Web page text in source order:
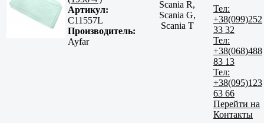
Артикул:
C11557L
Производитель:
Ayfar
Scania R,
Scania G,
Scania T
Тел:
+38(099)252
33 32
Тел:
+38(068)488
83 13
Тел:
+38(095)123
63 66
Перейти на
Контакты